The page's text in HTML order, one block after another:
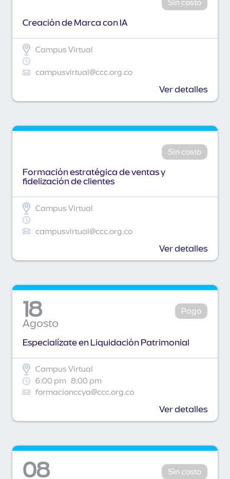
Sin costo
Creación de Marca con IA
Campus Virtual
campusvirtual@ccc.org.co
Ver detalles
Sin costo
Formación estratégica de ventas y
fidelización de clientes
Campus Virtual
campusvirtual@ccc.org.co
Ver detalles
18
Agosto
Pago
Especialízate en Liquidación Patrimonial
Campus Virtual
6:00 pm 8:00 pm
formacionccya@ccc.org.co
Ver detalles
08 Sin costo